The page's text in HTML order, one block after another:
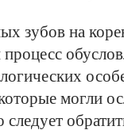
зубов на
могли